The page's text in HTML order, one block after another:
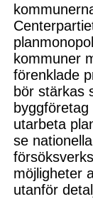
kommuner
förenklade
bör stärkas
utarbeta
se
möjligheter
utanför